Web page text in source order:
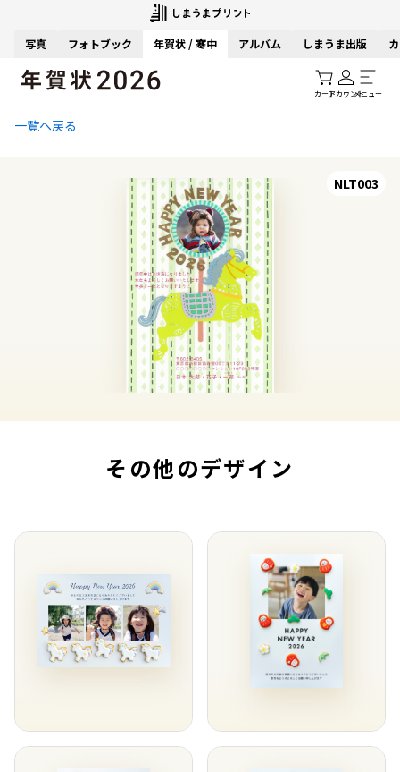
写真 フォトブック 年賀状 / 寒中 アルバム しまうま出版
カートアカウントメニュー
一覧へ戻る
NLT003
その他のデザイン